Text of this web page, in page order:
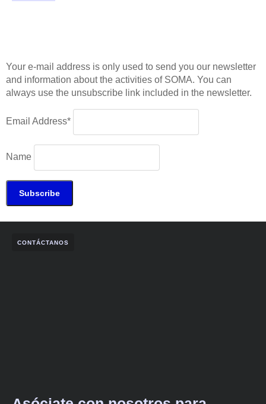
Your e-mail address is only used to send you our newsletter
and information about the activities of SOMA. You can
always use the unsubscribe link included in the newsletter.
Email Address*
Name
CONTÁCTANOS